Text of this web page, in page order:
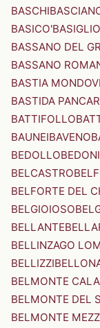
BASCHI
BASICO'BASIGLIO
BASSANO DEL
BASSANO
BASTIA
BASTIDA
BATTIFOLLO
BAUNEIBAVENO
BEDOLLO
BELCASTRO
BELFORTE DEL
BELGIOIOSO
BELLANTE
BELLINZAGO
BELLIZZI
BELMONTE
BELMONTE DEL
BELMONTE